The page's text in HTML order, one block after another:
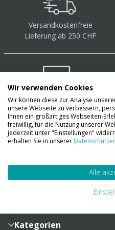
Versandkostenfreie
Lieferung ab 250 CHF
Über 40.000 Artikel auf
Lager
Sendungsverfolgung
Zahlung und Versand
Lieferinformationen
Kategorien
Wir verwenden Cookies
Wir können diese zur Analyse
unsere Webseite zu verbessern,
Ihnen ein großartiges Webseiten-
freiwillig, für die Nutzung unserer
jederzeit unter "Einstellungen"
erhalten Sie in unserer
Alle